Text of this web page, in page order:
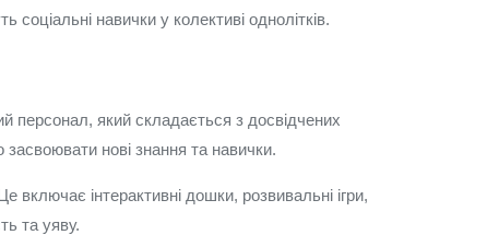
навички у колективі однолітків.
персонал, який складається з досвідчених
засвоювати нові знання та навички.
інтерактивні дошки, розвивальні ігри,
та уяву.